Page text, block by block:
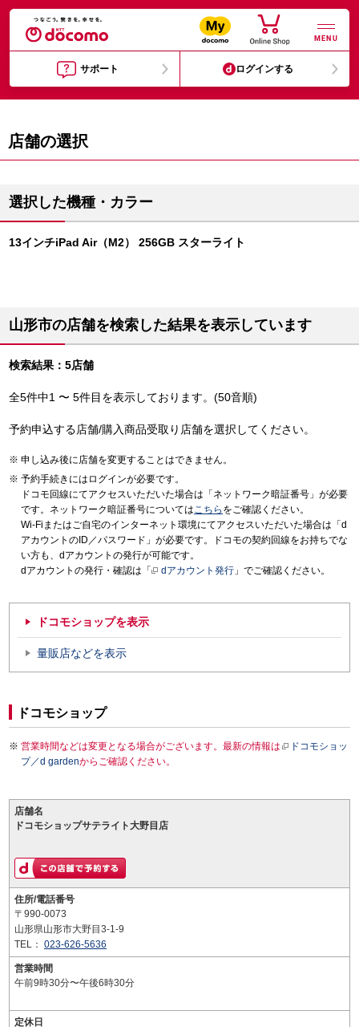
MENU
サポート ログインする
店舗の選択
選択した機種・カラー
13インチiPad Air（M2） 256GB スターライト
山形市の店舗を検索した結果を表示しています
検索結果：5店舗
全5件中1 〜 5件目を表示しております。(50音順)
予約申込する店舗/購入商品受取り店舗を選択してください。
申し込み後に店舗を変更することはできません。
予約手続きにはログインが必要です。
ドコモ回線にてアクセスいただいた場合は「ネットワーク暗証番号」が必要
です。ネットワーク暗証番号についてはこちら をご確認ください。
Wi-Fiまたはご自宅のインターネット環境にてアクセスいただいた場合は「d
アカウントのID／パスワード」が必要です。ドコモの契約回線をお持ちでな
い方も、dアカウントの発行が可能です。
dアカウントの発行・確認は「
dアカウント発行 」でご確認ください。
ドコモショップを表示
量販店などを表示
ドコモショップ
営業時間などは変更となる場合がございます。最新の情報は
ドコモショッ
プ／d gardenからご確認ください。
店舗名
ドコモショップサテライト大野目店
住所/電話番号
〒990-0073
山形県山形市大野目3-1-9
TEL： 023-626-5636
営業時間
午前9時30分〜午後6時30分
定休日